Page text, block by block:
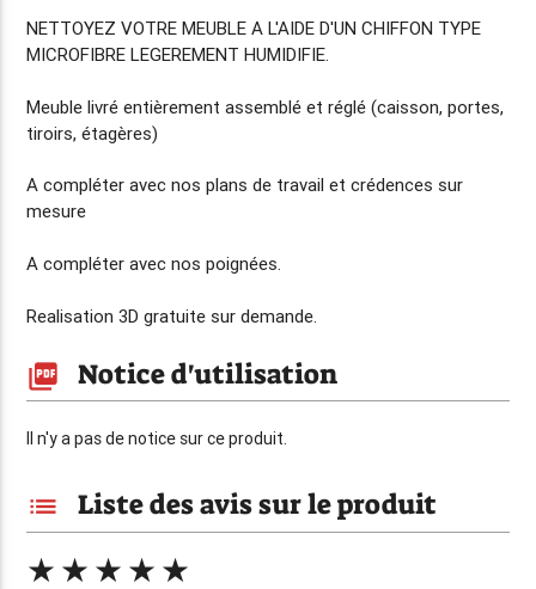
NETTOYEZ VOTRE MEUBLE A L'AIDE D'UN CHIFFON TYPE
MICROFIBRE LEGEREMENT HUMIDIFIE.
Meuble livré entièrement assemblé et réglé (caisson, portes,
tiroirs, étagères)
A compléter avec nos plans de travail et crédences sur
mesure
A compléter avec nos poignées.
Realisation 3D gratuite sur demande.
picture_as_pdf Notice d'utilisation
Il n'y a pas de notice sur ce produit.
list Liste des avis sur le produit